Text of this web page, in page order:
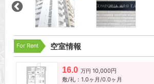
For Rent 空室情報
16.0 万円 10,000円
敷/礼：1.0ヶ月/0.0ヶ月